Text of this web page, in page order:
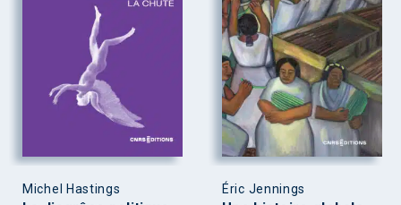
Michel Hastings Éric Jennings